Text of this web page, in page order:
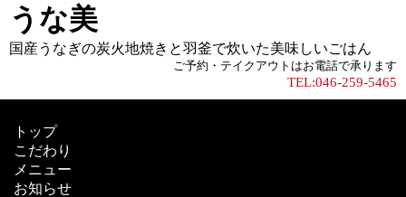
うな美
国産うなぎの炭火地焼きと羽釜で炊いた美味しいごはん
ご予約・テイクアウトはお電話で承ります
TEL:046-259-5465
トップ
こだわり
メニュー
お知らせ